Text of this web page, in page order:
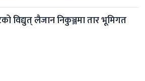
विद्युत् लैजान निकुञ्जमा तार भूमिगत